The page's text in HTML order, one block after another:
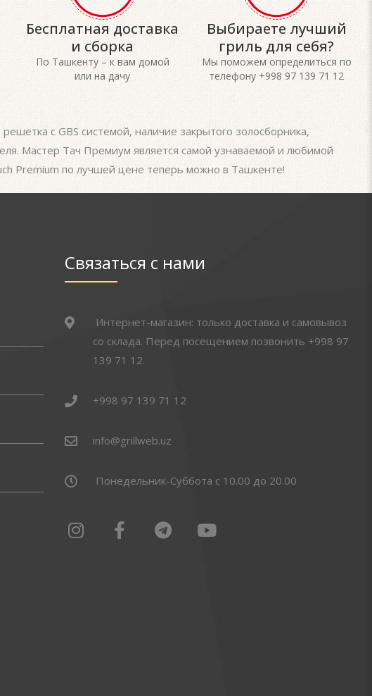
Бесплатная доставка
и сборка
По Ташкенту – к вам домой
или на дачу
Выбираете лучший
гриль для себя?
Мы поможем определиться по
телефону +998 97 139 71 12
с GBS системой, наличие закрытого золосборника,
Мастер Тач Премиум является самой узнаваемой и любимой
Premium по лучшей цене теперь можно в Ташкенте!
Связаться с нами
Интернет-магазин: только доставка и самовывоз
со склада. Перед посещением позвонить +998 97
139 71 12.
+998 97 139 71 12
info@grillweb.uz
Понедельник-Суббота с 10.00 до 20.00